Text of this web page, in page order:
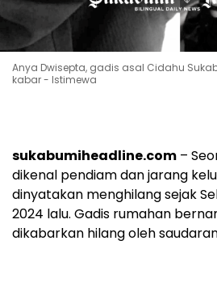
Anya Dwisepta, gadis asal Cidahu
kabar - Istimewa
sukabumiheadline.com –
dikenal pendiam dan jarang
dinyatakan menghilang sejak
2024 lalu. Gadis rumahan
dikabarkan hilang oleh